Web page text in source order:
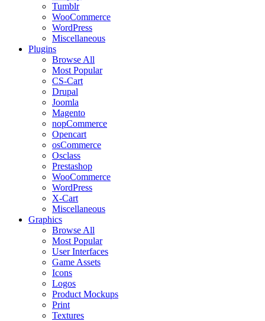
Tumblr
WooCommerce
WordPress
Miscellaneous
Plugins
Browse All
Most Popular
CS-Cart
Drupal
Joomla
Magento
nopCommerce
Opencart
osCommerce
Osclass
Prestashop
WooCommerce
WordPress
X-Cart
Miscellaneous
Graphics
Browse All
Most Popular
User Interfaces
Game Assets
Icons
Logos
Product Mockups
Print
Textures